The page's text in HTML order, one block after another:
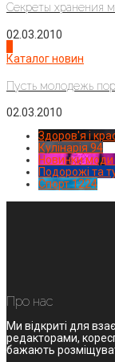
Секреты хранения
02.03.2010
Каталог новин
Пусть молодежь
02.03.2010
Здоров'я і
Кулінарія 94
Новинки моди
Подорожі та
Спорт1224
Про нас
Ми відкриті для
редакторами,
бажають